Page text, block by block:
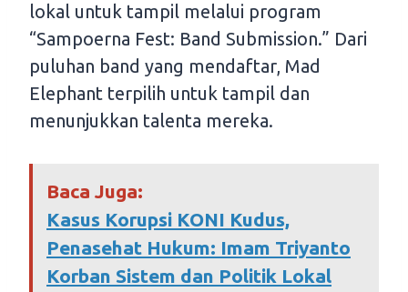
lokal untuk tampil melalui program
“Sampoerna Fest: Band Submission.” Dari
puluhan band yang mendaftar, Mad
Elephant terpilih untuk tampil dan
menunjukkan talenta mereka.
Baca Juga:
Kasus Korupsi KONI Kudus,
Penasehat Hukum: Imam Triyanto
Korban Sistem dan Politik Lokal